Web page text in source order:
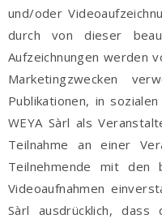
und/oder
durch von dieser
Aufzeichnungen werden
Marketingzwecken
Publikationen, in
WEYA Sàrl als
Teilnahme an einer
Teilnehmende mit den
Videoaufnahmen
Sàrl ausdrücklich,